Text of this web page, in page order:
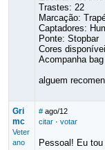
Trastes: 22
Marcação:
Captadores:
Ponte: Stopbar
Cores
Acompanha
alguem
Gri
mc
Veter
ano
# ago/12
citar· votar
Pessoal! Eu